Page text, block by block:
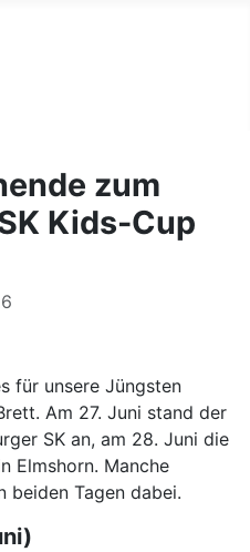
zum
Kids-Cup
für unsere Jüngsten
Am 27. Juni stand der
SK an, am 28. Juni die
Elmshorn. Manche
beiden Tagen dabei.